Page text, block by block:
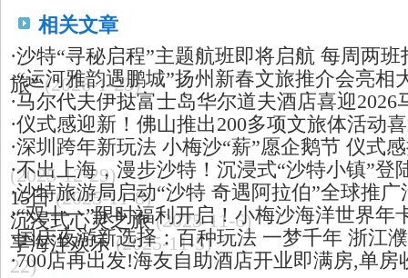
相关文章
·沙特“寻秘启程”主题航班即将启航 每周两
旅” (2026-1-23)
·“运河雅韵遇鹏城”扬州新春文旅推介会亮相
·马尔代夫伊挞富士岛华尔道夫酒店喜迎2026
·仪式感迎新！佛山推出200多项文旅体活动
·深圳跨年新玩法 小梅沙“薪”愿企鹅节 仪式
(2025-12-29)
·不出上海，漫步沙特！沉浸式“沙特小镇”登
15日 (2025-11-8)
·沙特旅游局启动“沙特 奇遇阿拉伯”全球推
沉浸式心灵之旅 (2025-11-6)
·“双十一”限时福利开启！小梅沙海洋世界年
享海洋欢乐 (2025-11-5)
·国庆夜游新选择：百种玩法 一梦千年 浙江
22)
·700店再出发!海友自助酒店开业即满房,单房